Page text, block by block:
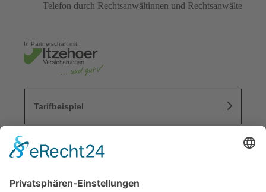
Telefon durch Rechtsanwältinnen und Rechtsanwälte
In Partnerschaft mit:
Tarifbeispiel
Die Infobroschüre